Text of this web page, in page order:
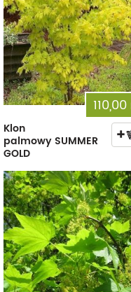
110,00
Klon
palmowy SUMMER
GOLD